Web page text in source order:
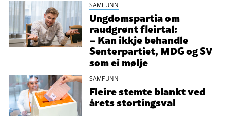
SAMFUNN
Ungdomspartia om
raudgrønt fleirtal:
– Kan ikkje behandle
Senterpartiet, MDG og SV
som ei mølje
SAMFUNN
Fleire stemte blankt ved
årets stortingsval